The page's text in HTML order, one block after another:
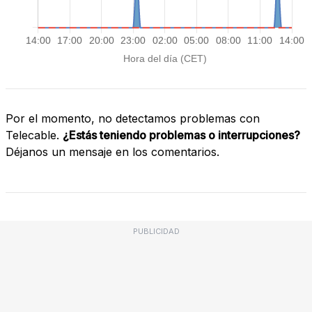
Por el momento, no detectamos problemas con
Telecable. ¿Estás teniendo problemas o interrupciones?
Déjanos un mensaje en los comentarios.
PUBLICIDAD